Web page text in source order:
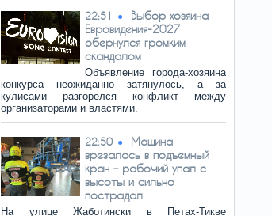
22:51
Выбор хозяина
Евровидения-2027
обернулся громким
скандалом
Объявление города-хозяина
конкурса неожиданно затянулось, а за
кулисами разгорелся конфликт между
организаторами и властями.
22:50
Машина
врезалась в подъемный
кран – рабочий упал с
высоты и сильно
пострадал
На улице Жаботински в Петах-Тикве